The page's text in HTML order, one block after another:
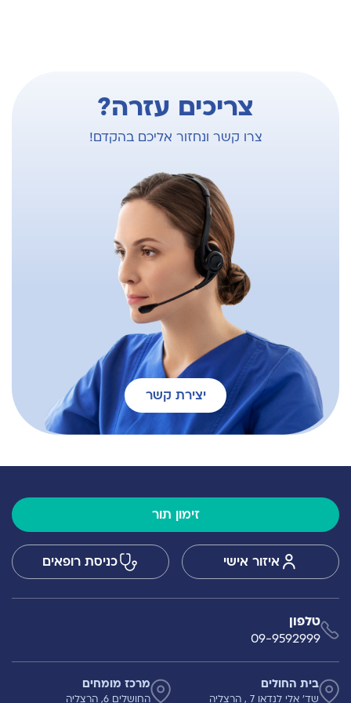
צריכים עזרה?
צרו קשר ונחזור אליכם בהקדם!
יצירת קשר
זימון תור
איזור אישי כניסת רופאים
טלפון
09-9592999
בית החולים
שד' אלי לנדאו 7 , הרצליה
מרכז מומחים
החושלים 6, הרצליה